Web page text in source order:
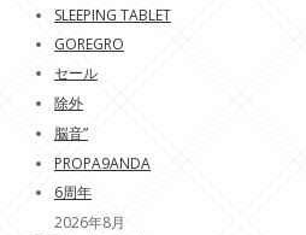
SLEEPING TABLET
GOREGRO
セール
除外
脳音”
PROPA9ANDA
6周年
2026年8月